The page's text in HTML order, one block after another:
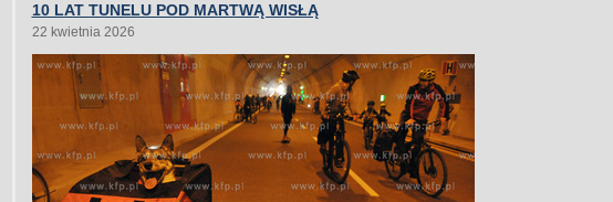
10 LAT TUNELU POD MARTWĄ WISŁĄ
22 kwietnia 2026